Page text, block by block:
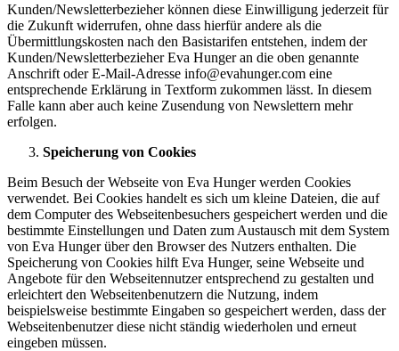
Kunden/Newsletterbezieher können diese Einwilligung jederzeit für
die Zukunft widerrufen, ohne dass hierfür andere als die
Übermittlungskosten nach den Basistarifen entstehen, indem der
Kunden/Newsletterbezieher Eva Hunger an die oben genannte
Anschrift oder E-Mail-Adresse info@evahunger.com eine
entsprechende Erklärung in Textform zukommen lässt. In diesem
Falle kann aber auch keine Zusendung von Newslettern mehr
erfolgen.
Speicherung von Cookies
Beim Besuch der Webseite von Eva Hunger werden Cookies
verwendet. Bei Cookies handelt es sich um kleine Dateien, die auf
dem Computer des Webseitenbesuchers gespeichert werden und die
bestimmte Einstellungen und Daten zum Austausch mit dem System
von Eva Hunger über den Browser des Nutzers enthalten. Die
Speicherung von Cookies hilft Eva Hunger, seine Webseite und
Angebote für den Webseitennutzer entsprechend zu gestalten und
erleichtert den Webseitenbenutzern die Nutzung, indem
beispielsweise bestimmte Eingaben so gespeichert werden, dass der
Webseitenbenutzer diese nicht ständig wiederholen und erneut
eingeben müssen.